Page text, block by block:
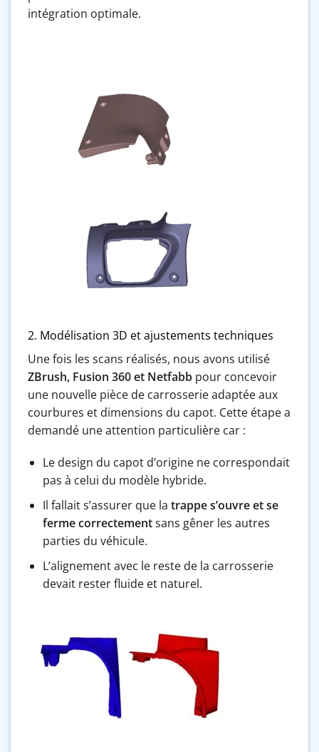
intégration optimale.
2. Modélisation 3D et ajustements techniques
Une fois les scans réalisés, nous avons utilisé
ZBrush, Fusion 360 et Netfabb pour concevoir
une nouvelle pièce de carrosserie adaptée aux
courbures et dimensions du capot. Cette étape a
demandé une attention particulière car :
Le design du capot d’origine ne correspondait
pas à celui du modèle hybride.
Il fallait s’assurer que la trappe s’ouvre et se
ferme correctementsans gêner les autres
parties du véhicule.
L’alignement avec le reste de la carrosserie
devait rester fluide et naturel.